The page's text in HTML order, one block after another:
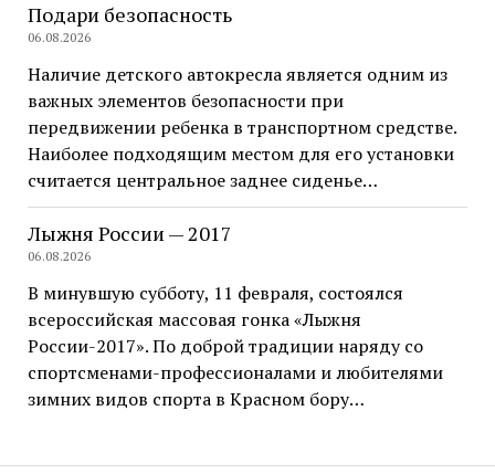
Подари безопасность
06.08.2026
Наличие детского автокресла является одним из
важных элементов безопасности при
передвижении ребенка в транспортном средстве.
Наиболее подходящим местом для его установки
считается центральное заднее сиденье…
Лыжня России — 2017
06.08.2026
В минувшую субботу, 11 февраля, состоялся
всероссийская массовая гонка «Лыжня
России-2017». По доброй традиции наряду со
спортсменами-профессионалами и любителями
зимних видов спорта в Красном бору…